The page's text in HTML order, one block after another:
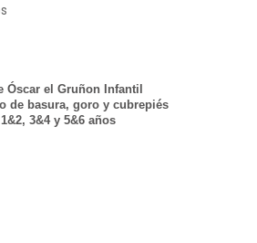
Óscar el Gruñon Infantil
de basura, goro y cubrepiés
3&4 y 5&6 años